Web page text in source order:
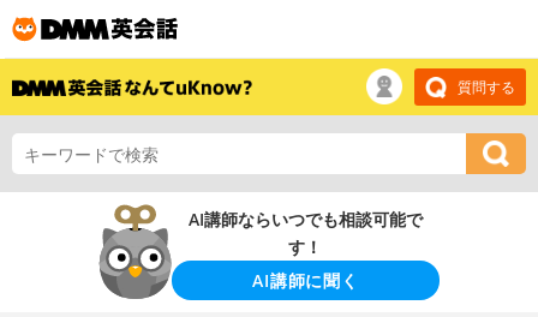
質問する
AI講師ならいつでも相談可能で
す！
AI講師に聞く